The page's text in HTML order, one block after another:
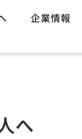
企業情報
へ